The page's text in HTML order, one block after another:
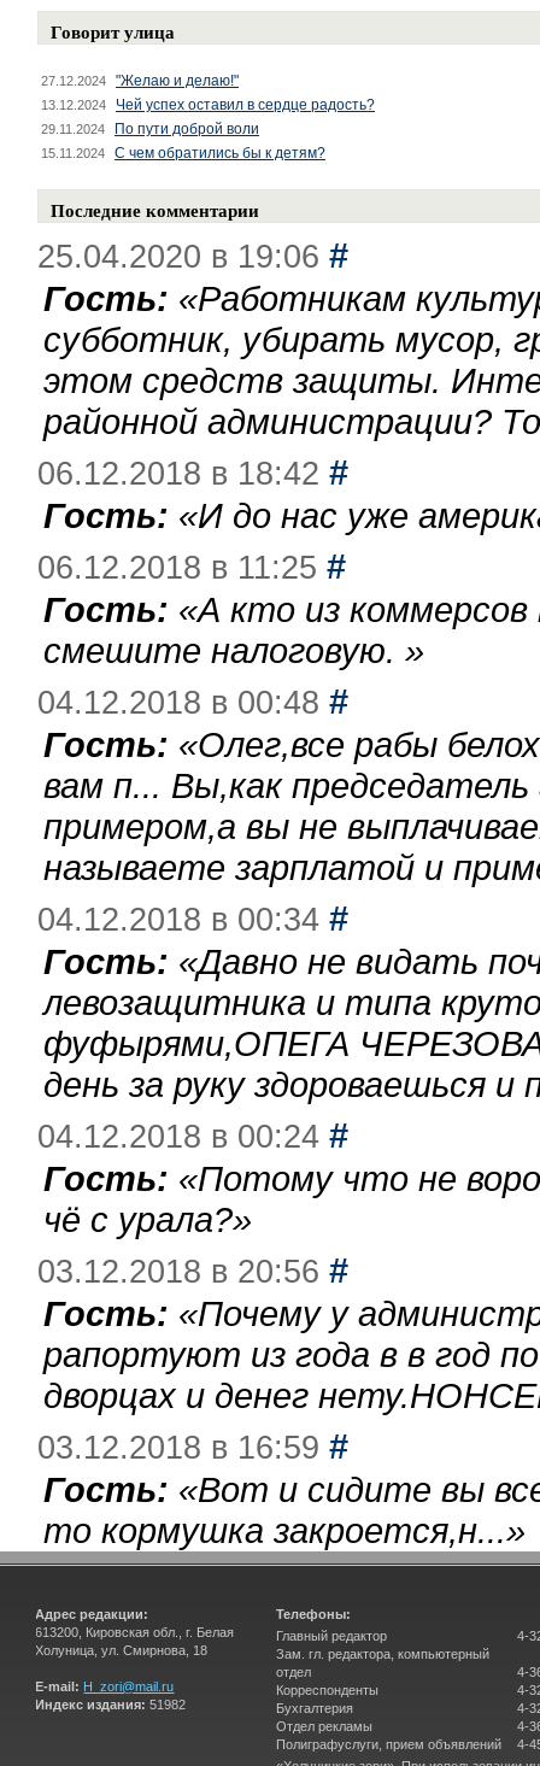
Говорит улица
27.12.2024 "Желаю и делаю!"
13.12.2024 Чей успех оставил в сердце радость?
29.11.2024 По пути доброй воли
15.11.2024 С чем обратились бы к детям?
Последние комментарии
25.04.2020 в 19:06 #
Гость: «Работникам
субботник, убирать мусор,
этом средств защиты.
районной администрации?
06.12.2018 в 18:42 #
Гость: «И до нас уже
06.12.2018 в 11:25 #
Гость: «А кто из
смешите налоговую. »
04.12.2018 в 00:48 #
Гость: «Олег,все рабы
вам п... Вы,как
примером,а вы не
называете зарплатой и
04.12.2018 в 00:34 #
Гость: «Давно не видать
левозащитника и типа
фуфырями,ОПЕГА
день за руку здороваешься
04.12.2018 в 00:24 #
Гость: «Потому что не
чё с урала?»
03.12.2018 в 20:56 #
Гость: «Почему у
рапортуют из года в в год
дворцах и денег
03.12.2018 в 16:59 #
Гость: «Вот и сидите вы
то кормушка закроется,н...»
Адрес редакции:
613200, Кировская обл., г. Белая
Холуница, ул. Смирнова, 18
E-mail: H_zori@mail.ru
Индекс издания: 51982
Телефоны:
Главный редактор
Зам. гл. редактора, компьютерный
отдел
Корреспонденты
Бухгалтерия
Отдел рекламы
Полиграфуслуги, прием объявлений
4-
4-
4-
4-
4-
4-